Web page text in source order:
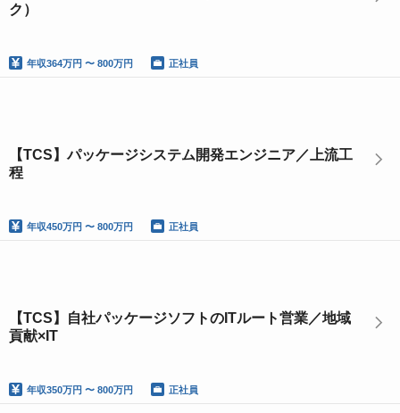
ク）
年収364万円 〜 800万円 正社員
【TCS】パッケージシステム開発エンジニア／上流工
程
年収450万円 〜 800万円 正社員
【TCS】自社パッケージソフトのITルート営業／地域
貢献×IT
年収350万円 〜 800万円 正社員